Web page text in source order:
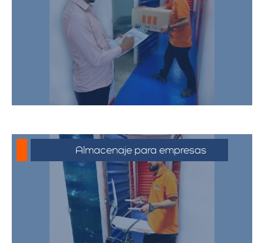
para muebles, electrodomésticos, y
pertenencias personales, asegurando
que sus bienes estén protegidos y
accesibles.
Almacenaje para empresas
Soluciones de almacenamiento
empresarial que incluyen espacio para
mobiliario de oficina, documentos y
equipos. Nuestras bodegas están
diseñadas para satisfacer las
necesidades de su negocio,